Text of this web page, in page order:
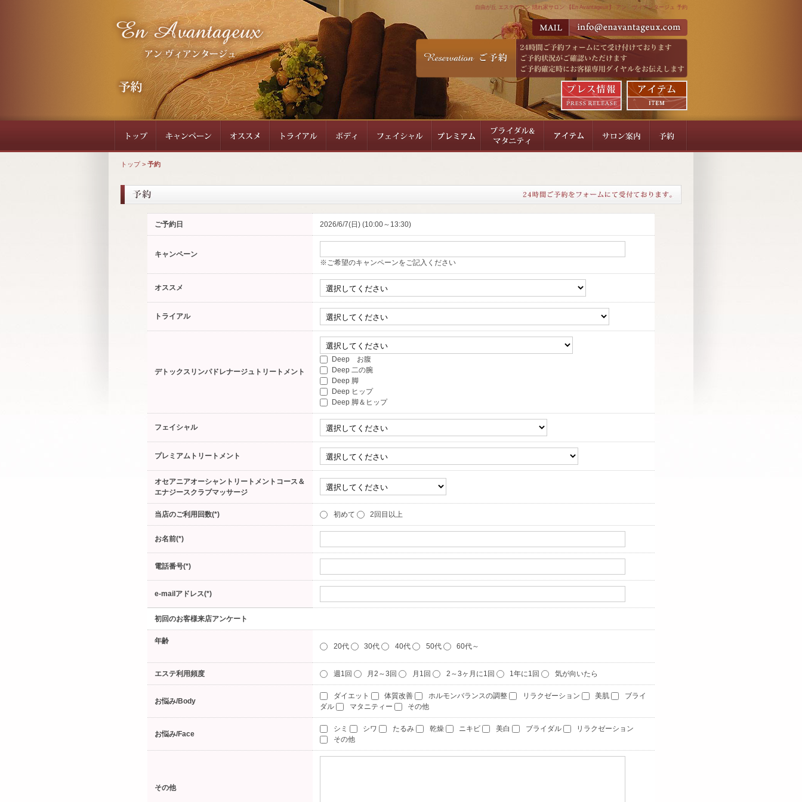
自由が丘 エステサロン 隠れ家サロン 【En Avantageux】 アン ヴィアンタージュ 予約
トップ> 予約
ご予約日 2026/6/7(日) (10:00～13:30)
キャンペーン
※ご希望のキャンペーンをご記入ください
オススメ
トライアル
デトックスリンパドレナージュトリートメント
Deep お腹
Deep 二の腕
Deep 脚
Deep ヒップ
Deep 脚＆ヒップ
フェイシャル
プレミアムトリートメント
オセアニアオーシャントリートメントコース＆
エナジースクラブマッサージ
当店のご利用回数(*) 初めて 2回目以上
お名前(*)
電話番号(*)
e-mailアドレス(*)
初回のお客様来店アンケート
年齢
20代 30代 40代 50代 60代～
エステ利用頻度 週1回 月2～3回 月1回 2～3ヶ月に1回 1年に1回 気が向いたら
お悩み/Body
ダイエット 体質改善 ホルモンバランスの調整 リラクゼーション 美肌
ブライ
ダル
マタニティー その他
お悩み/Face
シミ シワ たるみ 乾燥 ニキビ 美白 ブライダル
リラクゼーション
その他
その他